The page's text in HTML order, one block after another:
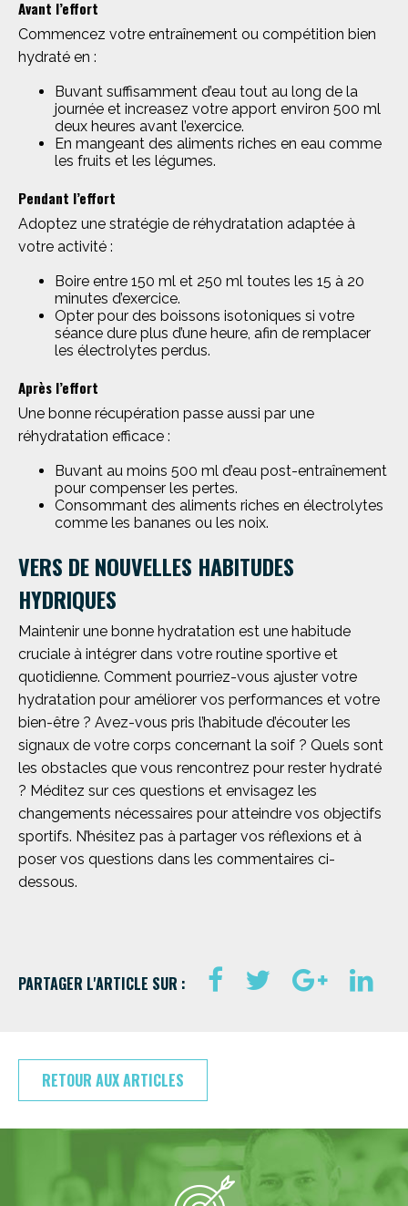
Avant l’effort
Commencez votre entraînement ou compétition bien
hydraté en :
Buvant suffisamment d’eau tout au long de la
journée et increasez votre apport environ 500 ml
deux heures avant l’exercice.
En mangeant des aliments riches en eau comme
les fruits et les légumes.
Pendant l’effort
Adoptez une stratégie de réhydratation adaptée à
votre activité :
Boire entre 150 ml et 250 ml toutes les 15 à 20
minutes d’exercice.
Opter pour des boissons isotoniques si votre
séance dure plus d’une heure, afin de remplacer
les électrolytes perdus.
Après l’effort
Une bonne récupération passe aussi par une
réhydratation efficace :
Buvant au moins 500 ml d’eau post-entraînement
pour compenser les pertes.
Consommant des aliments riches en électrolytes
comme les bananes ou les noix.
VERS DE NOUVELLES HABITUDES
HYDRIQUES
Maintenir une bonne hydratation est une habitude
cruciale à intégrer dans votre routine sportive et
quotidienne. Comment pourriez-vous ajuster votre
hydratation pour améliorer vos performances et votre
bien-être ? Avez-vous pris l’habitude d’écouter les
signaux de votre corps concernant la soif ? Quels sont
les obstacles que vous rencontrez pour rester hydraté
? Méditez sur ces questions et envisagez les
changements nécessaires pour atteindre vos objectifs
sportifs. N’hésitez pas à partager vos réflexions et à
poser vos questions dans les commentaires ci-
dessous.
PARTAGER L'ARTICLE SUR :
RETOUR AUX ARTICLES